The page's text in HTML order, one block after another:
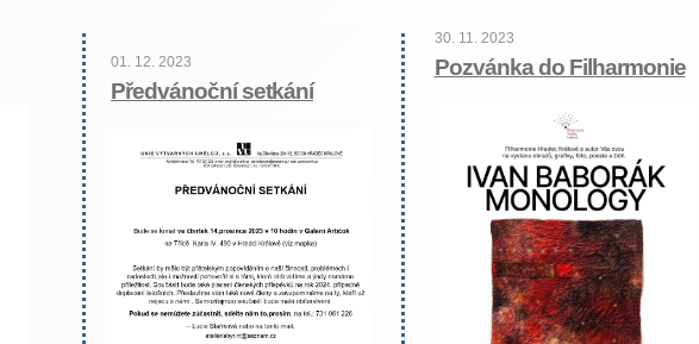
30. 11. 2023
Pozvánka do Filharmonie
01. 12. 2023
Předvánoční setkání